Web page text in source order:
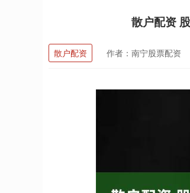
散户配资
散户配资 作者：南宁股票配资